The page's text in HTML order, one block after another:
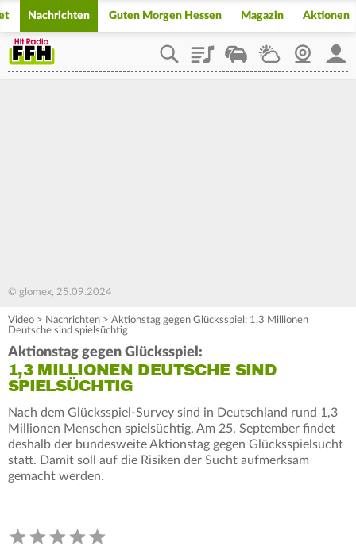
Nachrichten Guten Morgen Hessen Magazin Aktionen
PlaylistStaupilotWetterWebcam
© glomex, 25.09.2024
Video > Nachrichten > Aktionstag gegen Glücksspiel: 1,3 Millionen
Deutsche sind spielsüchtig
Aktionstag gegen Glücksspiel:
1,3 MILLIONEN DEUTSCHE SIND
SPIELSÜCHTIG
Nach dem Glücksspiel-Survey sind in Deutschland rund 1,3
Millionen Menschen spielsüchtig. Am 25. September findet
deshalb der bundesweite Aktionstag gegen Glücksspielsucht
statt. Damit soll auf die Risiken der Sucht aufmerksam
gemacht werden.